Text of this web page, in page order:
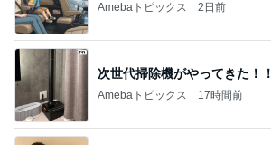
Amebaトピックス 2日前
次世代掃除機がやってきた！！
Amebaトピックス 17時間前